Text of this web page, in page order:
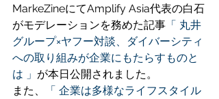
MarkeZineにてAmplify Asia代表の白石
がモデレーションを務めた記事 「 丸井
グループ×ヤフー対談、ダイバーシティ
への取り組みが企業にもたらすものと
は 」 が本日公開されました。
また、
「 企業は多様なライフスタイル